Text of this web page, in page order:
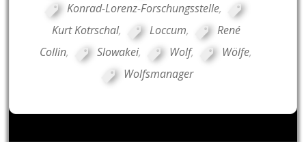
Konrad-Lorenz-Forschungsstelle,
Kurt Kotrschal, Loccum,
René
Collin, Slowakei, Wolf, Wölfe,
Wolfsmanager